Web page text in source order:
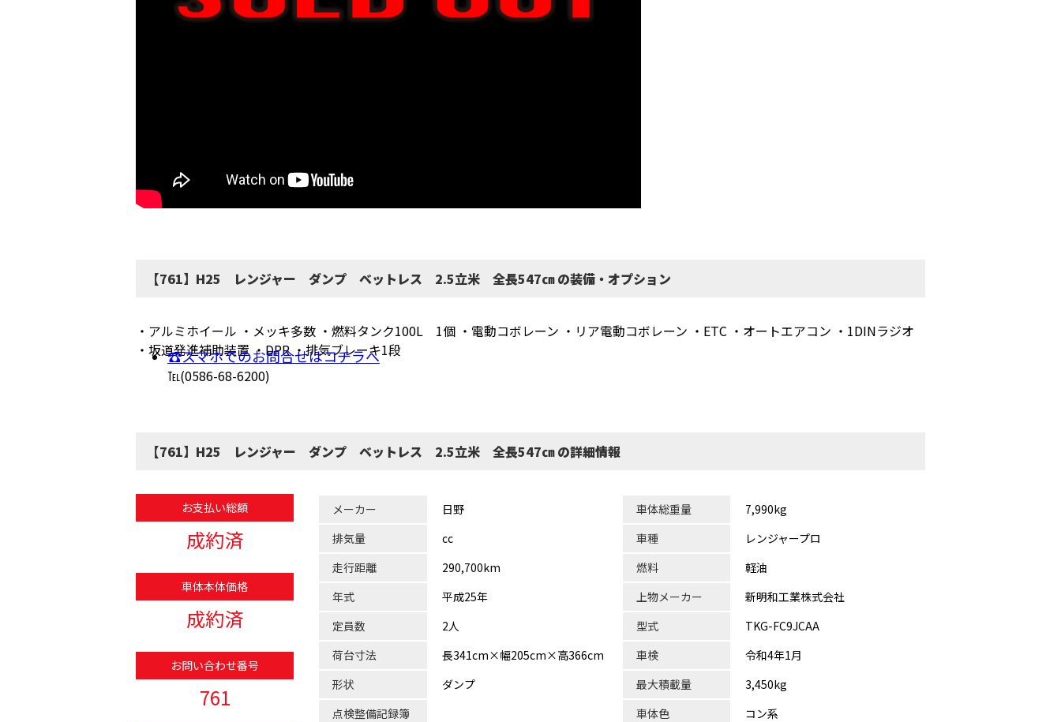
【761】H25 レンジャー ダンプ ベットレス 2.5立米 全長547㎝ の装備・オプション
・アルミホイール ・メッキ多数 ・燃料タンク100L 1個 ・電動コボレーン ・リア電動コボレーン ・ETC ・オートエアコン ・1DINラジオ
・坂道発進補助装置 ・DPR ・排気ブレーキ1段
☎スマホでのお問合せはコチラへ
℡(0586-68-6200)
【761】H25 レンジャー ダンプ ベットレス 2.5立米 全長547㎝ の詳細情報
お支払い総額
成約済
車体本体価格
成約済
お問い合わせ番号
761
メーカー 日野 車体総重量
7,990kg
排気量
cc 車種
レンジャープロ
走行距離
290,700km 燃料
軽油
年式
平成25年 上物メーカー
新明和工業株式会社
定員数
2人 型式
TKG-FC9JCAA
荷台寸法
長341cm×幅205cm×高366cm 車検
令和4年1月
形状
ダンプ 最大積載量
3,450kg
点検整備記録簿
車体色
コン系